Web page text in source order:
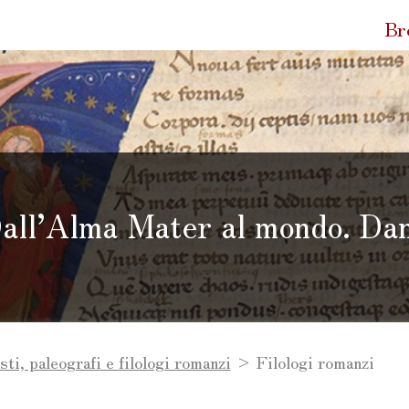
al mondo. Dante all’Università di Bologna
Mater al mondo.
paleografi e filologi romanzi > Filologi romanzi